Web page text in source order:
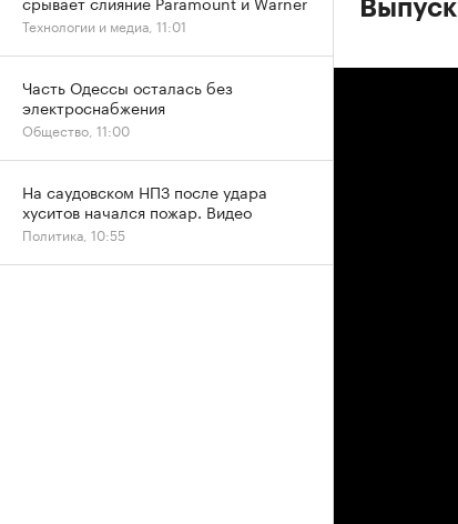
Технологии и медиа, 11:01
Часть Одессы осталась без
электроснабжения
Общество, 11:00
На саудовском НПЗ после удара
хуситов начался пожар. Видео
Политика, 10:55